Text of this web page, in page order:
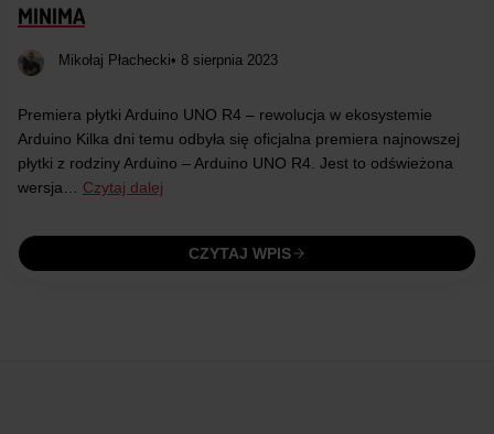
MINIMA
Mikołaj Płachecki• 8 sierpnia 2023
Premiera płytki Arduino UNO R4 – rewolucja w ekosystemie
Arduino Kilka dni temu odbyła się oficjalna premiera najnowszej
płytki z rodziny Arduino – Arduino UNO R4. Jest to odświeżona
wersja… Czytaj dalej
CZYTAJ WPIS